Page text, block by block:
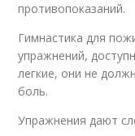
противопоказаний.
Гимнастика для
упражнений,
легкие, они не
боль.
Упражнения дают